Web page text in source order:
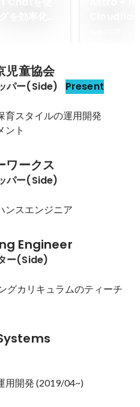
児童協会
パー(Side) Present
育スタイルの運用開発
ント
ワークス
パー(Side)
ンスエンジニア
Engineer
ー(Side)
グカリキュラムのティーチ
用開発 (2019/04~)